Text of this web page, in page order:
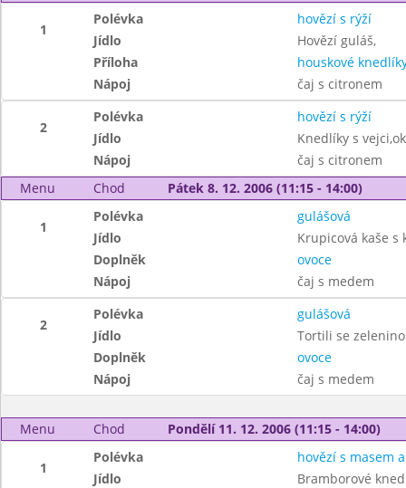
1
Polévka
hovězí s rýží
Jídlo
Hovězí guláš,
Příloha
houskové
Nápoj
čaj s citronem
2
Polévka
hovězí s rýží
Jídlo
Knedlíky s
Nápoj
čaj s citronem
Menu
Chod Pátek 8. 12. 2006 (11:15 - 14:00)
1
Polévka
gulášová
Jídlo
Krupicová kaše s
Doplněk
ovoce
Nápoj
čaj s medem
2
Polévka
gulášová
Jídlo
Tortili se
Doplněk
ovoce
Nápoj
čaj s medem
Menu Chod Pondělí 11. 12. 2006 (11:15 - 14:00)
1
Polévka
hovězí s masem
Jídlo
Bramborové